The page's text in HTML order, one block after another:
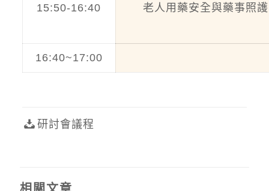
15:50-16:40 老人用藥安全與藥事照護
16:40~17:00
研討會議程